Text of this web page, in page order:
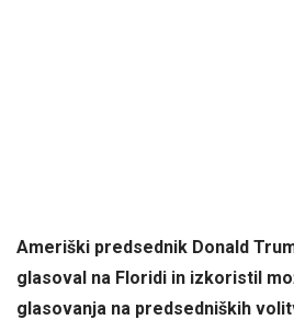
Ameriški predsednik Donald
glasoval na Floridi in izkoristil
glasovanja na predsedniških